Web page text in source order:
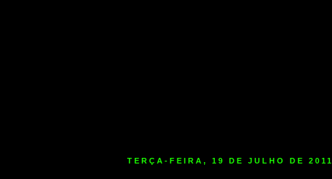
TERÇA-FEIRA, 19 DE JULHO DE 2011